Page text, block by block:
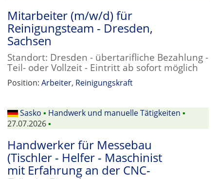
Mitarbeiter (m/w/d) für
Reinigungsteam - Dresden,
Sachsen
Standort: Dresden - übertarifliche Bezahlung -
Teil- oder Vollzeit - Eintritt ab sofort möglich
Position: Arbeiter, Reinigungskraft
Sasko ▪ Handwerk und manuelle Tätigkeiten ▪
27.07.2026▪
Handwerker für Messebau
(Tischler - Helfer - Maschinist
mit Erfahrung an der CNC-